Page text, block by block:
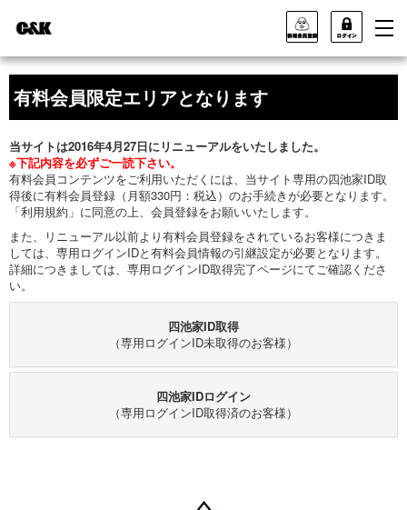
有料会員限定エリアとなります
当サイトは2016年4月27日にリニューアルをいたしました。
※下記内容を必ずご一読下さい。
有料会員コンテンツをご利用いただくには、当サイト専用の四池家ID取
得後に有料会員登録（月額330円：税込）のお手続きが必要となります。
「利用規約」に同意の上、会員登録をお願いいたします。
また、リニューアル以前より有料会員登録をされているお客様につきま
しては、専用ログインIDと有料会員情報の引継設定が必要となります。
詳細につきましては、専用ログインID取得完了ページにてご確認くださ
い。
四池家ID取得
（専用ログインID未取得のお客様）
四池家IDログイン
（専用ログインID取得済のお客様）